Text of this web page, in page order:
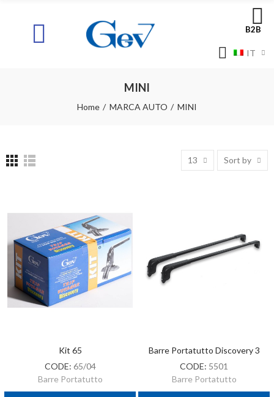
B2B
IT
MINI
Home MARCA AUTO MINI
13 Sort by
Kit 65
CODE: 65/04
Barre Portatutto
Barre Portatutto Discovery 3
CODE: 5501
Barre Portatutto